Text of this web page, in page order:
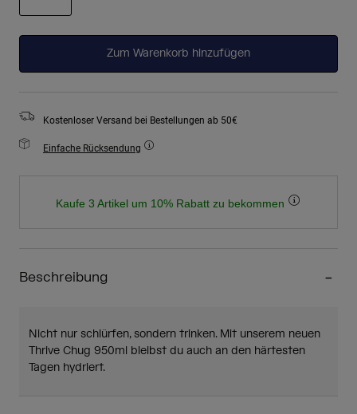
Zum Warenkorb hinzufügen
Kostenloser Versand bei Bestellungen ab 50€
Einfache Rücksendung
Kaufe 3 Artikel um 10% Rabatt zu bekommen
Beschreibung
Nicht nur schlürfen, sondern trinken. Mit unserem neuen
Thrive Chug 950ml bleibst du auch an den härtesten
Tagen hydriert.